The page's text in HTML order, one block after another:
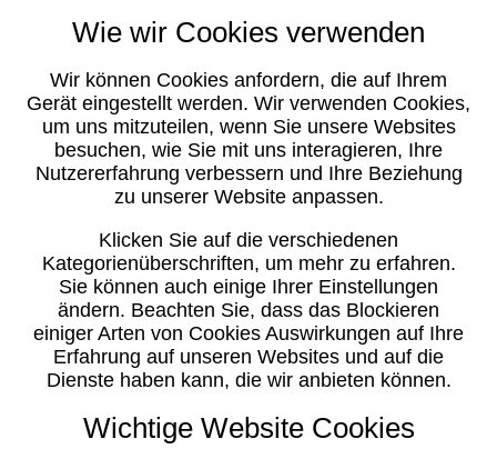
Wie wir Cookies verwenden
Wir können Cookies anfordern, die auf Ihrem
Gerät eingestellt werden. Wir verwenden Cookies,
um uns mitzuteilen, wenn Sie unsere Websites
besuchen, wie Sie mit uns interagieren, Ihre
Nutzererfahrung verbessern und Ihre Beziehung
zu unserer Website anpassen.
Klicken Sie auf die verschiedenen
Kategorienüberschriften, um mehr zu erfahren.
Sie können auch einige Ihrer Einstellungen
ändern. Beachten Sie, dass das Blockieren
einiger Arten von Cookies Auswirkungen auf Ihre
Erfahrung auf unseren Websites und auf die
Dienste haben kann, die wir anbieten können.
Wichtige Website Cookies